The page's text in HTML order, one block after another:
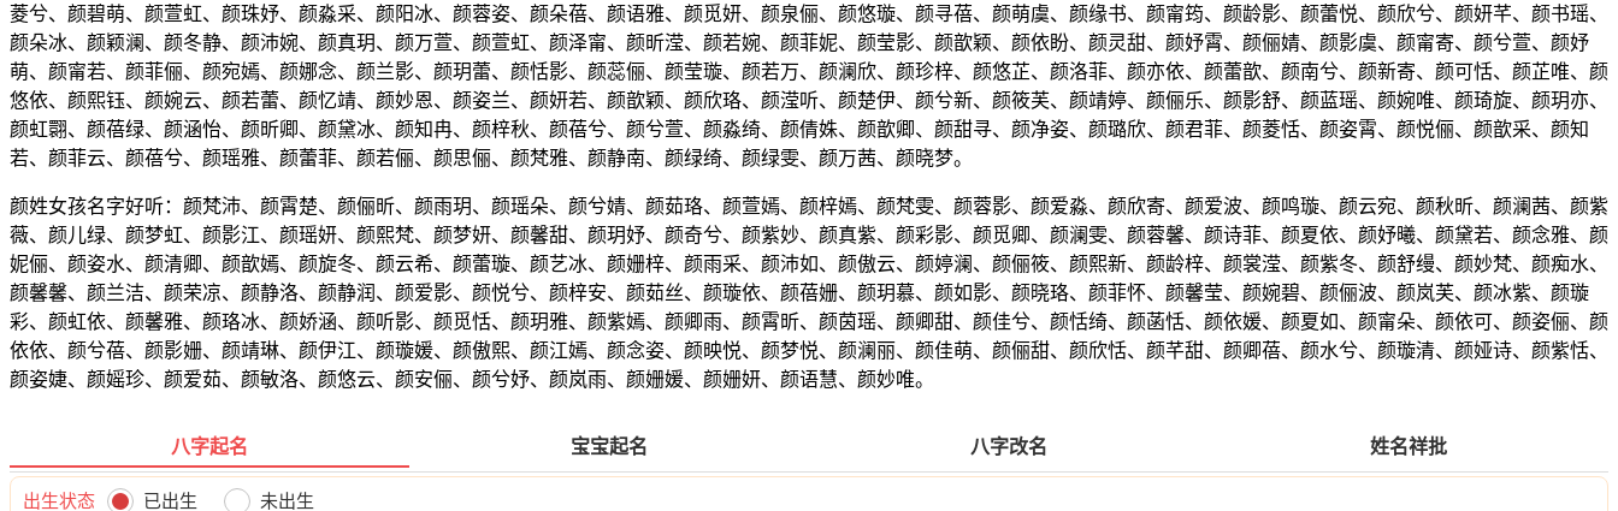
菱兮、颜碧萌、颜萱虹、颜珠妤、颜淼采、颜阳冰、颜蓉姿、颜朵蓓、颜语雅、颜觅妍、颜泉俪、颜悠璇、颜寻蓓、颜萌虞、颜缘书、颜甯筠、颜龄影、颜蕾悦、颜欣兮、颜妍芊、颜书瑶、
颜朵冰、颜颖澜、颜冬静、颜沛婉、颜真玥、颜万萱、颜萱虹、颜泽甯、颜昕滢、颜若婉、颜菲妮、颜莹影、颜歆颖、颜依盼、颜灵甜、颜妤霄、颜俪婧、颜影虞、颜甯寄、颜兮萱、颜妤
萌、颜甯若、颜菲俪、颜宛嫣、颜娜念、颜兰影、颜玥蕾、颜恬影、颜蕊俪、颜莹璇、颜若万、颜澜欣、颜珍梓、颜悠芷、颜洛菲、颜亦依、颜蕾歆、颜南兮、颜新寄、颜可恬、颜芷唯、颜
悠依、颜熙钰、颜婉云、颜若蕾、颜忆靖、颜妙恩、颜姿兰、颜妍若、颜歆颖、颜欣珞、颜滢听、颜楚伊、颜兮新、颜筱芙、颜靖婷、颜俪乐、颜影舒、颜蓝瑶、颜婉唯、颜琦旋、颜玥亦、
颜虹翾、颜蓓绿、颜涵怡、颜昕卿、颜黛冰、颜知冉、颜梓秋、颜蓓兮、颜兮萱、颜淼绮、颜倩姝、颜歆卿、颜甜寻、颜净姿、颜璐欣、颜君菲、颜菱恬、颜姿霄、颜悦俪、颜歆采、颜知
若、颜菲云、颜蓓兮、颜瑶雅、颜蕾菲、颜若俪、颜思俪、颜梵雅、颜静南、颜绿绮、颜绿雯、颜万茜、颜晓梦。
颜姓女孩名字好听：颜梵沛、颜霄楚、颜俪昕、颜雨玥、颜瑶朵、颜兮婧、颜茹珞、颜萱嫣、颜梓嫣、颜梵雯、颜蓉影、颜爱淼、颜欣寄、颜爱波、颜鸣璇、颜云宛、颜秋昕、颜澜茜、颜紫
薇、颜儿绿、颜梦虹、颜影江、颜瑶妍、颜熙梵、颜梦妍、颜馨甜、颜玥妤、颜奇兮、颜紫妙、颜真紫、颜彩影、颜觅卿、颜澜雯、颜蓉馨、颜诗菲、颜夏依、颜妤曦、颜黛若、颜念雅、颜
妮俪、颜姿水、颜清卿、颜歆嫣、颜旋冬、颜云希、颜蕾璇、颜艺冰、颜姗梓、颜雨采、颜沛如、颜傲云、颜婷澜、颜俪筱、颜熙新、颜龄梓、颜裳滢、颜紫冬、颜舒缦、颜妙梵、颜痴水、
颜馨馨、颜兰洁、颜荣凉、颜静洛、颜静润、颜爱影、颜悦兮、颜梓安、颜茹丝、颜璇依、颜蓓姗、颜玥慕、颜如影、颜晓珞、颜菲怀、颜馨莹、颜婉碧、颜俪波、颜岚芙、颜冰紫、颜璇
彩、颜虹依、颜馨雅、颜珞冰、颜娇涵、颜听影、颜觅恬、颜玥雅、颜紫嫣、颜卿雨、颜霄昕、颜茵瑶、颜卿甜、颜佳兮、颜恬绮、颜菡恬、颜依媛、颜夏如、颜甯朵、颜依可、颜姿俪、颜
依依、颜兮蓓、颜影姗、颜靖琳、颜伊江、颜璇媛、颜傲熙、颜江嫣、颜念姿、颜映悦、颜梦悦、颜澜丽、颜佳萌、颜俪甜、颜欣恬、颜芊甜、颜卿蓓、颜水兮、颜璇清、颜娅诗、颜紫恬、
颜姿婕、颜媱珍、颜爱茹、颜敏洛、颜悠云、颜安俪、颜兮妤、颜岚雨、颜姗媛、颜姗妍、颜语慧、颜妙唯。
八字起名 宝宝起名 八字改名 姓名祥批
出生状态 已出生 未出生